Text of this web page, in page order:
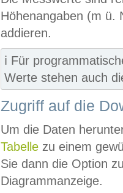
Höhenangaben (m ü.
addieren.
ℹ️ Für
Werte stehen auch
Zugriff auf die
Um die Daten
Tabelle zu einem
Sie dann die Option
Diagrammanzeige.